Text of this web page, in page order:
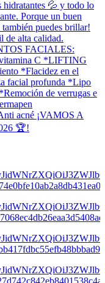
hidratantes 💦 y todo lo
Porque un buen
también puedes brillar!
de alta calidad.
FACIALES:
C *LIFTING
*Flacidez en el
facial profunda *Lipo
de verrugas e
acné ¡VAMOS A
🏆!